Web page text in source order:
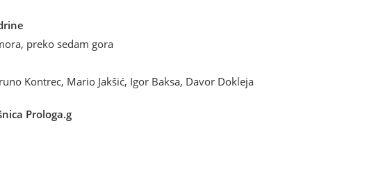
preko sedam gora
Kontrec, Mario Jakšić, Igor Baksa, Davor Dokleja
Prologa.g